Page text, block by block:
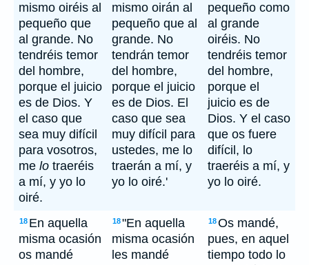
mismo oiréis al
pequeño que
al grande. No
tendréis temor
del hombre,
porque el juicio
es de Dios. Y
el caso que
sea muy difícil
para vosotros,
me lo traeréis
a mí, y yo lo
oiré.
mismo oirán al
pequeño que al
grande. No
tendrán temor
del hombre,
porque el juicio
es de Dios. El
caso que sea
muy difícil para
ustedes, me lo
traerán a mí, y
yo lo oiré.'
pequeño como
al grande
oiréis. No
tendréis temor
del hombre,
porque el
juicio es de
Dios. Y el caso
que os fuere
difícil, lo
traeréis a mí, y
yo lo oiré.
18 En aquella
misma ocasión
os mandé
18"En aquella
misma ocasión
les mandé
18Os mandé,
pues, en aquel
tiempo todo lo